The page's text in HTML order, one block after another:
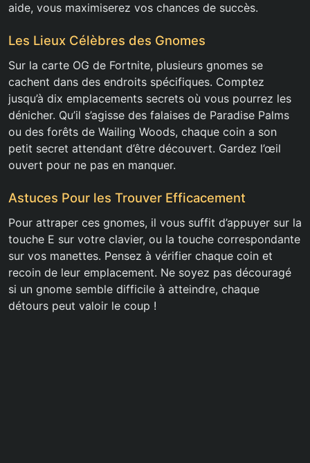
aide, vous maximiserez vos chances de succès.
Les Lieux Célèbres des Gnomes
Sur la carte OG de Fortnite, plusieurs gnomes se
cachent dans des endroits spécifiques. Comptez
jusqu’à dix emplacements secrets où vous pourrez les
dénicher. Qu’il s’agisse des falaises de Paradise Palms
ou des forêts de Wailing Woods, chaque coin a son
petit secret attendant d’être découvert. Gardez l’œil
ouvert pour ne pas en manquer.
Astuces Pour les Trouver Efficacement
Pour attraper ces gnomes, il vous suffit d’appuyer sur la
touche E sur votre clavier, ou la touche correspondante
sur vos manettes. Pensez à vérifier chaque coin et
recoin de leur emplacement. Ne soyez pas découragé
si un gnome semble difficile à atteindre, chaque
détours peut valoir le coup !